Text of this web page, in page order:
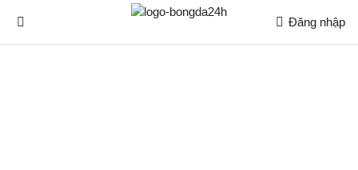
Đăng nhập